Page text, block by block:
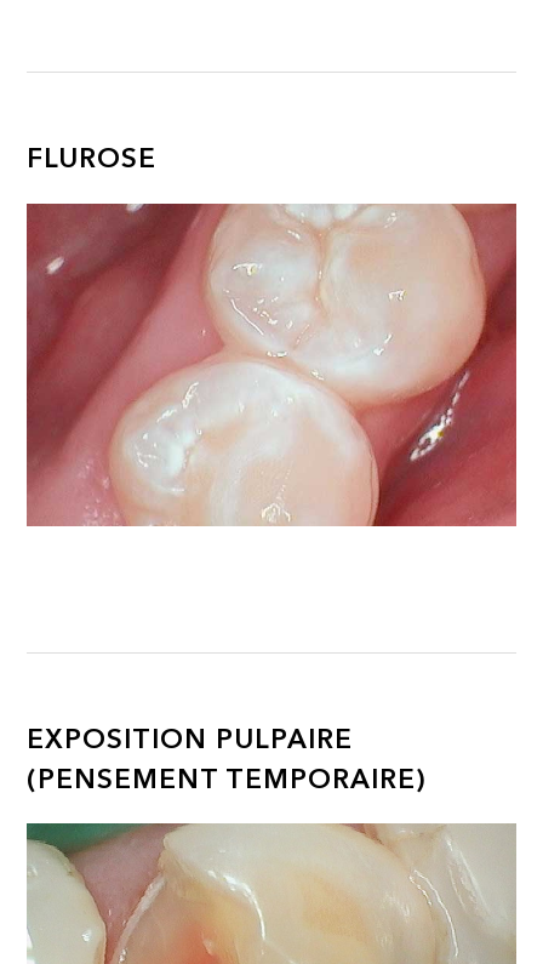
FLUROSE
EXPOSITION PULPAIRE
(PENSEMENT TEMPORAIRE)